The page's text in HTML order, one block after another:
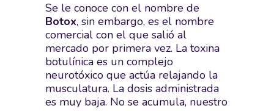
Se le conoce con el nombre de
Botox, sin embargo, es el nombre
comercial con el que salió al
mercado por primera vez. La toxina
botulínica es un complejo
neurotóxico que actúa relajando la
musculatura. La dosis administrada
es muy baja. No se acumula, nuestro